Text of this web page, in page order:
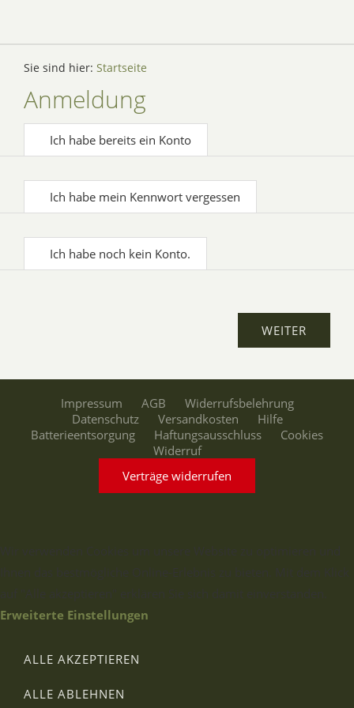
Sie sind hier: Startseite
Anmeldung
Ich habe bereits ein Konto
Ich habe mein Kennwort vergessen
Ich habe noch kein Konto.
Impressum AGB
Widerrufsbelehrung
Datenschutz
Versandkosten
Hilfe
Batterieentsorgung
Haftungsausschluss
Cookies
Widerruf
Verträge widerrufen
Erweiterte Einstellungen
ALLE AKZEPTIEREN
ALLE ABLEHNEN